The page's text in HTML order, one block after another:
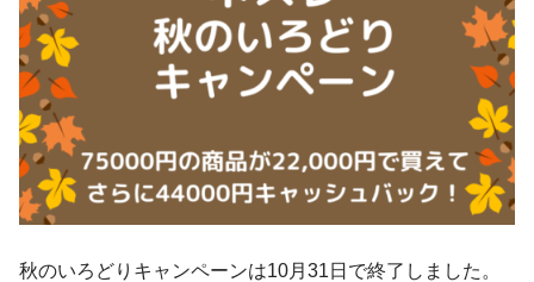
秋のいろどりキャンペーンは10月31日で終了しました。